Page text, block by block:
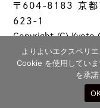
よりよいエクスペリ
Cookie を使用してい
を承
〒604-8183 京都
623-1
Copyright (C)
Kyoto All rights